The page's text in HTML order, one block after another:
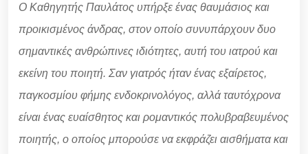
Ο Καθηγητής Παυλάτος υπήρξε ένας θαυμάσιος και
προικισμένος άνδρας, στον οποίο συνυπάρχουν δυο
σημαντικές ανθρώπινες ιδιότητες, αυτή του ιατρού και
εκείνη του ποιητή. Σαν γιατρός ήταν ένας εξαίρετος,
παγκοσμίου φήμης ενδοκρινολόγος, αλλά ταυτόχρονα
είναι ένας ευαίσθητος και ρομαντικός πολυβραβευμένος
ποιητής, ο οποίος μπορούσε να εκφράζει αισθήματα και